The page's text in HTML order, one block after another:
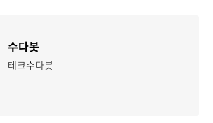
수다봇
테크수다봇